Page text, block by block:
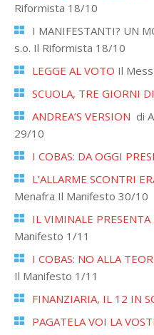
Riformista 18/10
I MANIFESTANTI? UN
s.o. Il Riformista 18/10
LEGGE AL VOTO Il
SCUOLA, TRE GIORNI
ANDREA’S VERSION di
29/10
I COBAS: DA OGGI
L’ALLARME SCONTRI
Menafra Il Manifesto 30/10
IL VIMINALE PRESENTA
Manifesto 1/11
I COBAS: NO ALLA
Il Manifesto 1/11
FINANZIARIA, IL 12 IN
PAGATELA VOI LA